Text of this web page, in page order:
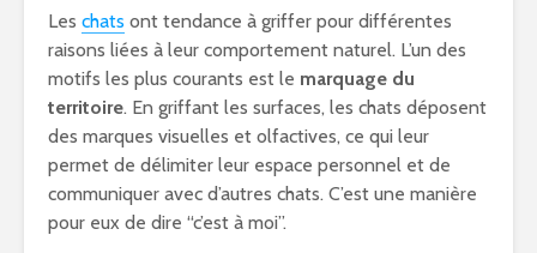
Les chats ont tendance à griffer pour différentes
raisons liées à leur comportement naturel. L’un des
motifs les plus courants est le marquage du
territoire. En griffant les surfaces, les chats déposent
des marques visuelles et olfactives, ce qui leur
permet de délimiter leur espace personnel et de
communiquer avec d’autres chats. C’est une manière
pour eux de dire “c’est à moi”.